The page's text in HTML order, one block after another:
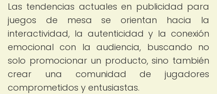
Las tendencias actuales en publicidad para
juegos de mesa se orientan hacia la
interactividad, la autenticidad y la conexión
emocional con la audiencia, buscando no
solo promocionar un producto, sino también
crear una comunidad de jugadores
comprometidos y entusiastas.